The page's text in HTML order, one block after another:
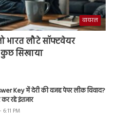
वायरल
भारत लौटे सॉफ्टवेयर
सिखाया
Key में देरी की वजह पेपर लीक विवाद?
कर रहे इंतजार
PM